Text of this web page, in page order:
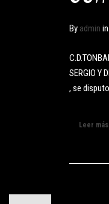
By admin in
SERGIO Y
, se
Leer más